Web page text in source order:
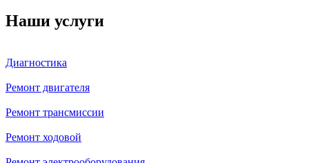
Наши услуги
Диагностика
Ремонт двигателя
Ремонт трансмиссии
Ремонт ходовой